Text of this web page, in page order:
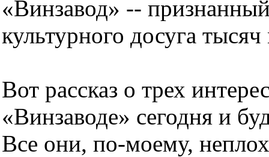
«Винзавод» --
культурного досуга
Вот рассказ о трех
«Винзаводе» сегодня и
Все они, по-моему,